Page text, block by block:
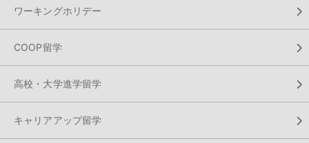
ワーキングホリデー
COOP留学
高校・大学進学留学
キャリアアップ留学